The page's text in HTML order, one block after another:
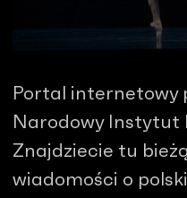
Portal internetowy
Narodowy Instytut
Znajdziecie tu
wiadomości o